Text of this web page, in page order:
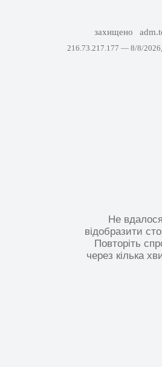
захищено
216.73.217.177 — 8/8/
Не вдалося
відобразити
Повторіть
через кілька